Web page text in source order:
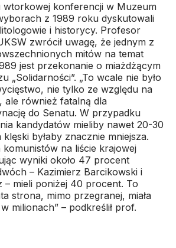
wtorkowej konferencji w Muzeum
z 1989 roku dyskutowali
i historycy. Profesor
zwrócił uwagę, że jednym z
mitów na temat
jest przekonanie o miażdżącym
„Solidarności”. „To wcale nie było
nie tylko ze względu na
ale również fatalną dla
do Senatu. W przypadku
kandydatów mieliby nawet 20-30
byłaby znacznie mniejsza.
komunistów na liście krajowej
wyniki około 47 procent
– Kazimierz Barcikowski i
– mieli poniżej 40 procent. To
strona, mimo przegranej, miała
milionach” – podkreślił prof.